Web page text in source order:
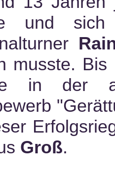
und
musste.
in der
Groß.